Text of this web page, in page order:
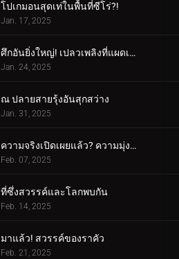
โปเกมอนสุดเท่ในพื้นที่ซีโร่?!
Jan. 17, 2025
ศึกอันยิ่งใหญ่! เปลวเพลิงที่แผดเผาโลก
Jan. 24, 2025
ณ ปลายสายรุ้งอันสุกสว่าง
Jan. 31, 2025
ความจริงเปิดเผยแล้ว? ความมุ่งมั่นของอเมทิโอ
Feb. 07, 2025
ที่ซึ่งสวรรค์และโลกพบกัน
Feb. 14, 2025
มาแล้ว! สวรรค์ของราคัว
Feb. 21, 2025